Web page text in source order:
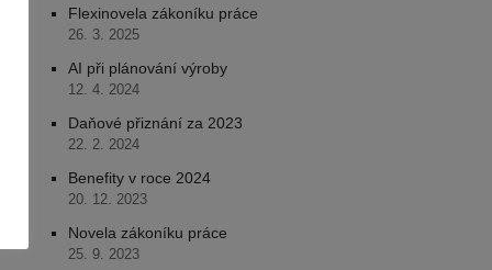
Flexinovela zákoníku práce
26. 3. 2025
AI při plánování výroby
12. 4. 2024
Daňové přiznání za 2023
22. 2. 2024
Benefity v roce 2024
20. 12. 2023
Novela zákoníku práce
25. 9. 2023